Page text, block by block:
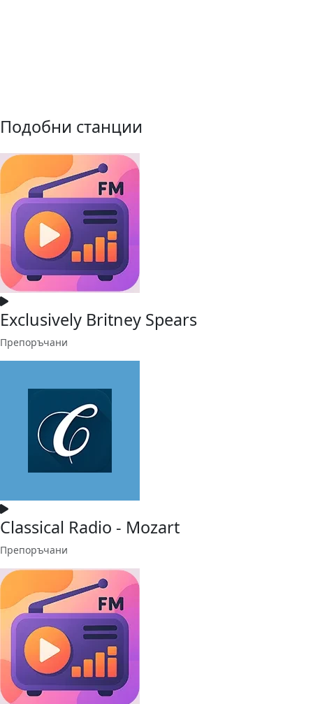
Подобни станции
Exclusively Britney Spears
Препоръчани
Classical Radio - Mozart
Препоръчани